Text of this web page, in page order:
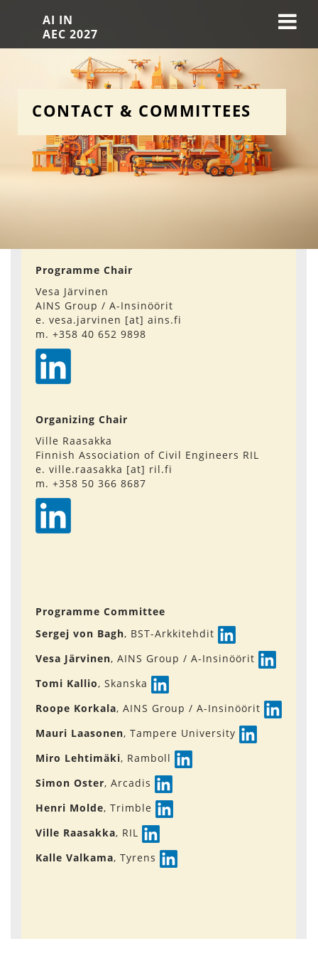
AI IN
AEC 2027
CONTACT & COMMITTEES
Programme Chair
Vesa Järvinen
AINS Group / A-Insinöörit
e. vesa.jarvinen [at] ains.fi
m. +358 40 652 9898
Organizing Chair
Ville Raasakka
Finnish Association of Civil Engineers RIL
e. ville.raasakka [at] ril.fi
m. +358 50 366 8687
Programme Committee
Sergej von Bagh, BST-Arkkitehdit
Vesa Järvinen, AINS Group / A-Insinöörit
Tomi Kallio, Skanska
Roope Korkala, AINS Group / A-Insinöörit
Mauri Laasonen, Tampere University
Miro Lehtimäki, Ramboll
Simon Oster, Arcadis
Henri Molde, Trimble
Ville Raasakka, RIL
Kalle Valkama, Tyrens